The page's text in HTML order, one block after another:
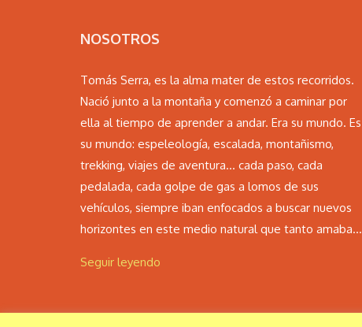
NOSOTROS
Tomás Serra, es la alma mater de estos recorridos.
Nació junto a la montaña y comenzó a caminar por
ella al tiempo de aprender a andar. Era su mundo. Es
su mundo: espeleología, escalada, montañismo,
trekking, viajes de aventura… cada paso, cada
pedalada, cada golpe de gas a lomos de sus
vehículos, siempre iban enfocados a buscar nuevos
horizontes en este medio natural que tanto amaba...
Seguir leyendo